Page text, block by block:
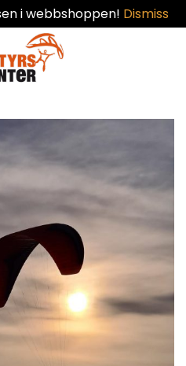
i webbshoppen! Dismiss